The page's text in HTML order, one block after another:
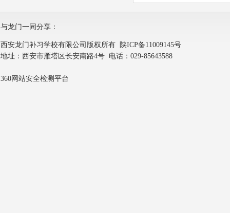
与龙门一同分享：
西安龙门补习学校有限公司版权所有
陕ICP备11009145号
地址：西安市雁塔区长安南路4号 电话：029-85643588
360网站安全检测平台